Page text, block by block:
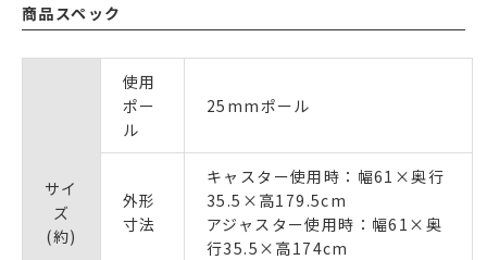
商品スペック
サイ
ズ
(約)
使用
ポー
ル
25mmポール
外形
寸法
キャスター使用時：幅61×奥行
35.5×高179.5cm
アジャスター使用時：幅61×奥
行35.5×高174cm